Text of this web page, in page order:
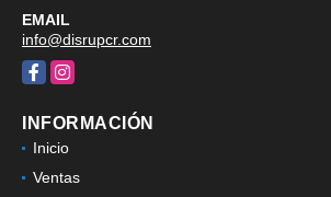
EMAIL
info@disrupcr.com
FacebookInstagram
INFORMACIÓN
Inicio
Ventas